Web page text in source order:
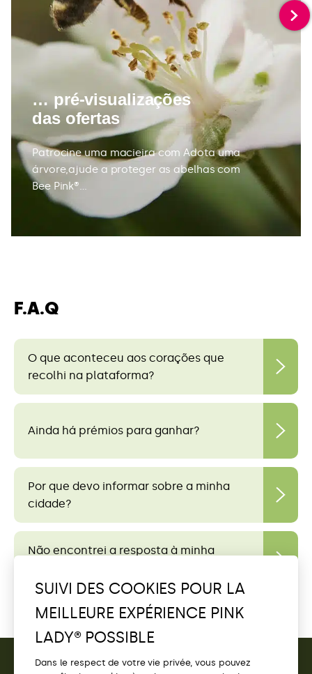
… pré-visualizações
das ofertas
Patrocine uma macieira com Adota uma
árvore,ajude a proteger as abelhas com
Bee Pink®…
F.A.Q
O que aconteceu aos corações que
recolhi na plataforma?
Ainda há prémios para ganhar?
Por que devo informar sobre a minha
cidade?
Não encontrei a resposta à minha
SUIVI DES COOKIES POUR LA
MEILLEURE EXPÉRIENCE PINK
LADY® POSSIBLE
Dans le respect de votre vie privée, vous pouvez